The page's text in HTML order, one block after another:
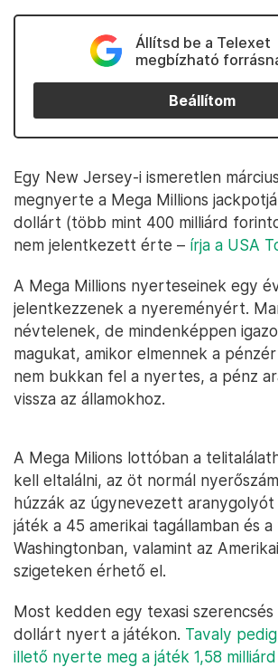
Állítsd be a Telexet
megbízható
Beállítom
Egy New Jersey-i ismeretlen
megnyerte a Mega Millions
dollárt (több mint 400 milliárd
nem jelentkezett érte – írja a USA
A Mega Millions nyerteseinek egy
jelentkezzenek a nyereményért.
névtelenek, de mindenképpen
magukat, amikor elmennek a
nem bukkan fel a nyertes, a pénz
vissza az államokhoz.
A Mega Milions lottóban a
kell eltalálni, az öt normál
húzzák az úgynevezett aranygolyót
játék a 45 amerikai tagállamban és
Washingtonban, valamint az
szigeteken érhető el.
Most kedden egy texasi szerencsés
dollárt nyert a játékon. Tavaly
illető nyerte meg a játék 1,58